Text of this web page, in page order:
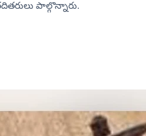
పాల్గొన్నారు.